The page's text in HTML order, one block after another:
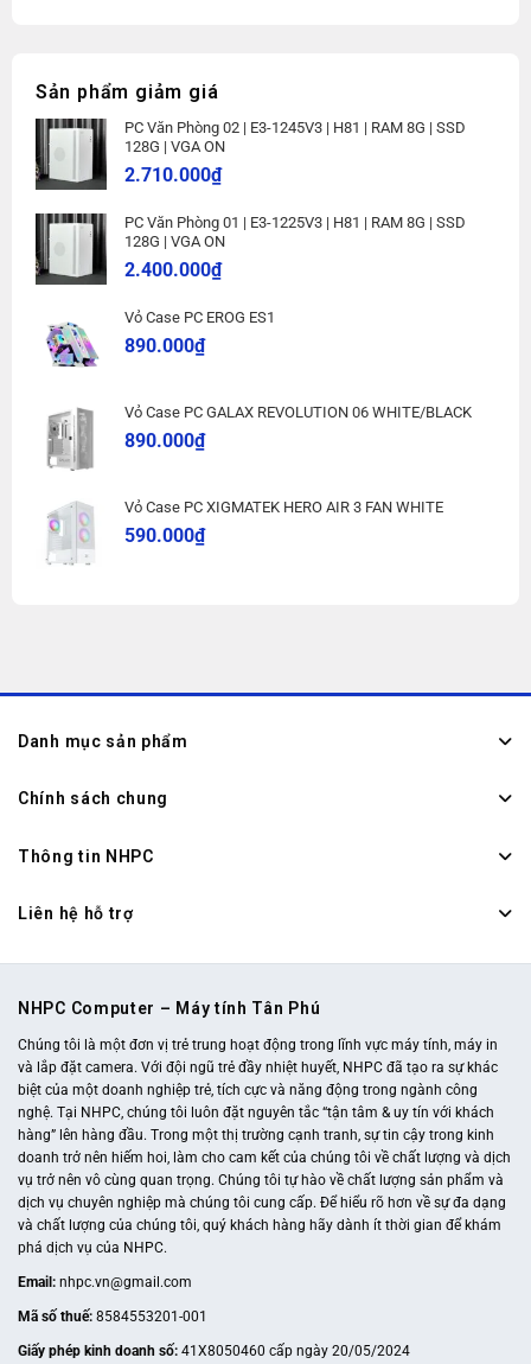
Sản phẩm giảm giá
PC Văn Phòng 02 | E3-1245V3 | H81 | RAM 8G | SSD
128G | VGA ON
2.710.000₫
PC Văn Phòng 01 | E3-1225V3 | H81 | RAM 8G | SSD
128G | VGA ON
2.400.000₫
Vỏ Case PC EROG ES1
890.000₫
Vỏ Case PC GALAX REVOLUTION 06 WHITE/BLACK
890.000₫
Vỏ Case PC XIGMATEK HERO AIR 3 FAN WHITE
590.000₫
Danh mục sản phẩm
Chính sách chung
Thông tin NHPC
Liên hệ hỗ trợ
NHPC Computer – Máy tính Tân Phú
Chúng tôi là một đơn vị trẻ trung hoạt động trong lĩnh vực máy tính, máy in
và lắp đặt camera. Với đội ngũ trẻ đầy nhiệt huyết, NHPC đã tạo ra sự khác
biệt của một doanh nghiệp trẻ, tích cực và năng động trong ngành công
nghệ. Tại NHPC, chúng tôi luôn đặt nguyên tắc “tận tâm & uy tín với khách
hàng” lên hàng đầu. Trong một thị trường cạnh tranh, sự tin cậy trong kinh
doanh trở nên hiếm hoi, làm cho cam kết của chúng tôi về chất lượng và dịch
vụ trở nên vô cùng quan trọng. Chúng tôi tự hào về chất lượng sản phẩm và
dịch vụ chuyên nghiệp mà chúng tôi cung cấp. Để hiểu rõ hơn về sự đa dạng
và chất lượng của chúng tôi, quý khách hàng hãy dành ít thời gian để khám
phá dịch vụ của NHPC.
Email: nhpc.vn@gmail.com
Mã số thuế: 8584553201-001
Giấy phép kinh doanh số: 41X8050460 cấp ngày 20/05/2024